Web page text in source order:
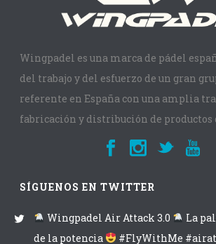
Wingpadel es una marca de pádel
del trabajo y del esfuerzo de un gran
referente en España con una amplia
fabricación y distribución de productos
SÍGUENOS EN TWITTER
Wingpadel Air Attack 3.0
La
de la potencia
#FlyWithMe